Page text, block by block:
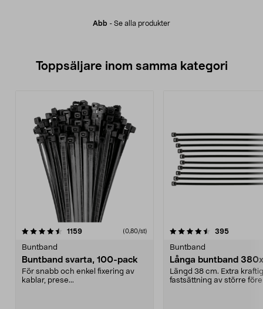
Abb - Se alla produkter
Toppsäljare inom samma kategori
1159recensioner (0,80/st)
Buntband
Buntband svarta, 100-pack
För snabb och enkel fixering av
kablar, prese...
4.5 av 5 stjärnor 395
Buntband
Långa buntband
Längd 38 cm. Extra
fastsättning av större
4.5 av 5 stjärnor